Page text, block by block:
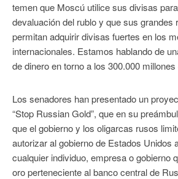
temen que Moscú utilice sus divisas
devaluación del rublo y que sus grandes
permitan adquirir divisas fuertes en los
internacionales. Estamos hablando de
de dinero en torno a los 300.000
Los senadores han presentado un
“Stop Russian Gold”, que en su
que el gobierno y los oligarcas rusos
autorizar al gobierno de Estados Unidos
cualquier individuo, empresa o gobierno
oro perteneciente al banco central de